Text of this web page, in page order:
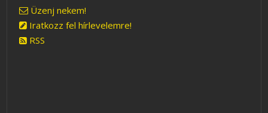
ÉKKEL
Üzenj nekem!
Iratkozz fel hírlevelemre!
RSS